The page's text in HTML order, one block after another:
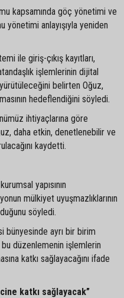
kapsamında göç yönetimi ve
yönetimi anlayışıyla yeniden
ile giriş-çıkış kayıtları,
işlemlerinin dijital
belirten Oğuz,
hedeflendiğini söyledi.
ihtiyaçlarına göre
daha etkin, denetlenebilir ve
kaydetti.
yapısının
mülkiyet uyuşmazlıklarının
söyledi.
bünyesinde ayrı bir birim
bu düzenlemenin işlemlerin
katkı sağlayacağını ifade
katkı sağlayacak”